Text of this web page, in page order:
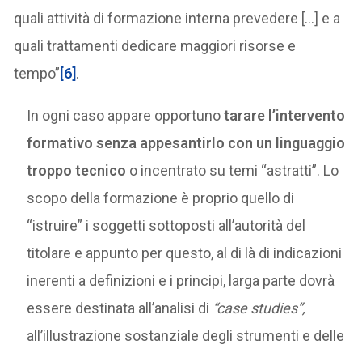
quali attività di formazione interna prevedere […] e a
quali trattamenti dedicare maggiori risorse e
tempo”[6].
In ogni caso appare opportunotarare l’intervento
formativo senza appesantirlo con un linguaggio
troppo tecnico o incentrato su temi “astratti”. Lo
scopo della formazione è proprio quello di
“istruire” i soggetti sottoposti all’autorità del
titolare e appunto per questo, al di là di indicazioni
inerenti a definizioni e i principi, larga parte dovrà
essere destinata all’analisi di “case studies”,
all’illustrazione sostanziale degli strumenti e delle